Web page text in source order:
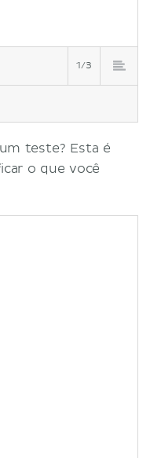
1/3
teste? Esta é
o que você